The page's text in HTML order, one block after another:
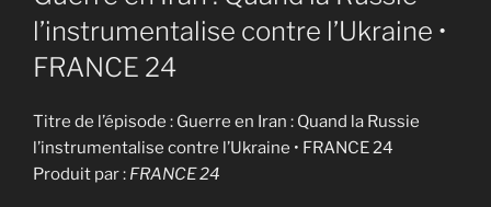
l’instrumentalise contre l’Ukraine •
FRANCE 24
Titre de l’épisode : Guerre en Iran : Quand la Russie
l’instrumentalise contre l’Ukraine • FRANCE 24
Produit par : FRANCE 24